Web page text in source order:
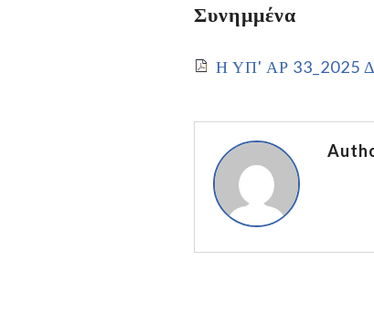
Συνημμένα
Η ΥΠ' ΑΡ